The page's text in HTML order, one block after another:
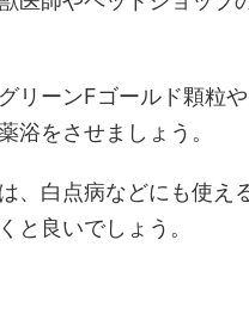
リーンFゴールド顆粒
浴をさせましょう。
、白点病などにも使え
と良いでしょう。